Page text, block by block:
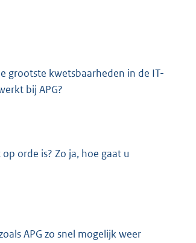
grootste kwetsbaarheden in de IT-
bij APG?
orde is? Zo ja, hoe gaat u
APG zo snel mogelijk weer